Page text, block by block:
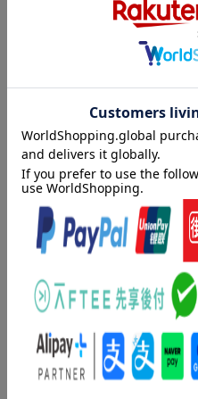
男たちを虜にし、死へと追いや
婚活連続殺人事件の女性容疑者
彼女に接見を重ねる週刊誌記者
里佳の日常は静かに崩れ始める
女性の欲望と痛みを鮮烈に問い
・
「どうしても、許せないもの
ーガリンです」
◎「日本人初」続出、イギリス
?・Books Are My Bag Readers
?・Waterstones Book of the
?・The British Book Awards
?・The Bestseller Awards 2026
河出文庫版 新規収録：
内容紹介（「BOOK」デ
誌記者・町田里佳。梶井が語る
に、里佳は反発しながらもい
人との距離、親友への違和感ー
性の欲望と痛みを鮮烈に問い直
目次（「BOOK」データ
ＢＵＴＴＥＲ／野間出版文化
きな立食パーティーを／イギ
説とカラオケはある
著者情報（「BOOK」デ